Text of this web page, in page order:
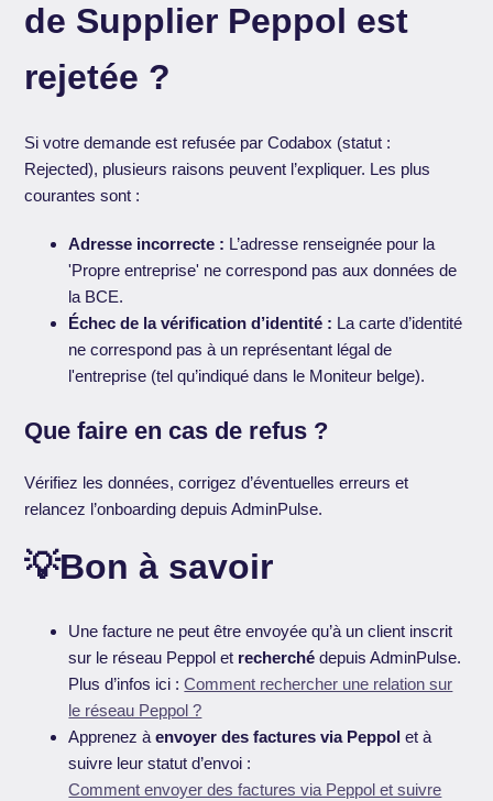
de Supplier Peppol est
rejetée ?
Si votre demande est refusée par Codabox (statut :
Rejected), plusieurs raisons peuvent l’expliquer. Les plus
courantes sont :
Adresse incorrecte : L’adresse renseignée pour la
'Propre entreprise' ne correspond pas aux données de
la BCE.
Échec de la vérification d’identité : La carte d’identité
ne correspond pas à un représentant légal de
l'entreprise (tel qu’indiqué dans le Moniteur belge).
Que faire en cas de refus ?
Vérifiez les données, corrigez d’éventuelles erreurs et
relancez l’onboarding depuis AdminPulse.
💡Bon à savoir
Une facture ne peut être envoyée qu’à un client inscrit
sur le réseau Peppol et recherché depuis AdminPulse.
Plus d’infos ici :Comment rechercher une relation sur
le réseau Peppol ?
Apprenez àenvoyer des factures via Peppol et à
suivre leur statut d’envoi :
Comment envoyer des factures via Peppol et suivre